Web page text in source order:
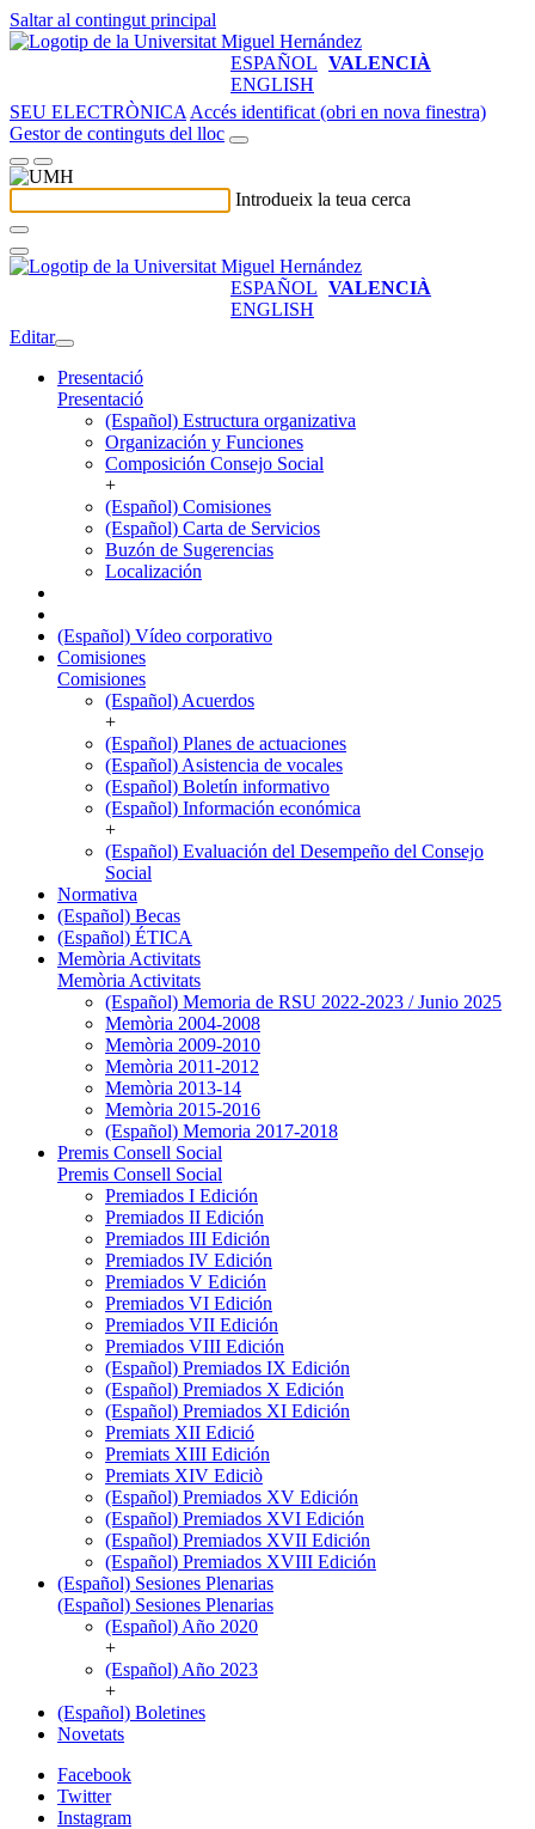
Saltar al contingut principal
ESPAÑOL VALENCIÀ
ENGLISH
SEU ELECTRÒNICA Accés identificat (obri en nova finestra)
Gestor de continguts del lloc
Introdueix la teua cerca
ESPAÑOL VALENCIÀ
ENGLISH
Editar
Presentació
Presentació
(Español) Estructura organizativa
Organización y Funciones
Composición Consejo Social
+
(Español) Comisiones
(Español) Carta de Servicios
Buzón de Sugerencias
Localización
(Español) Vídeo corporativo
Comisiones
Comisiones
(Español) Acuerdos
+
(Español) Planes de actuaciones
(Español) Asistencia de vocales
(Español) Boletín informativo
(Español) Información económica
+
(Español) Evaluación del Desempeño del Consejo
Social
Normativa
(Español) Becas
(Español) ÉTICA
Memòria Activitats
Memòria Activitats
(Español) Memoria de RSU 2022-2023 / Junio 2025
Memòria 2004-2008
Memòria 2009-2010
Memòria 2011-2012
Memòria 2013-14
Memòria 2015-2016
(Español) Memoria 2017-2018
Premis Consell Social
Premis Consell Social
Premiados I Edición
Premiados II Edición
Premiados III Edición
Premiados IV Edición
Premiados V Edición
Premiados VI Edición
Premiados VII Edición
Premiados VIII Edición
(Español) Premiados IX Edición
(Español) Premiados X Edición
(Español) Premiados XI Edición
Premiats XII Edició
Premiats XIII Edición
Premiats XIV Ediciò
(Español) Premiados XV Edición
(Español) Premiados XVI Edición
(Español) Premiados XVII Edición
(Español) Premiados XVIII Edición
(Español) Sesiones Plenarias
(Español) Sesiones Plenarias
(Español) Año 2020
+
(Español) Año 2023
+
(Español) Boletines
Novetats
Facebook
Twitter
Instagram